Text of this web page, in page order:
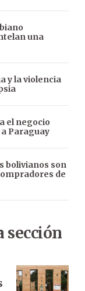
una
y la violencia
el negocio
Paraguay
bolivianos son
de
sección